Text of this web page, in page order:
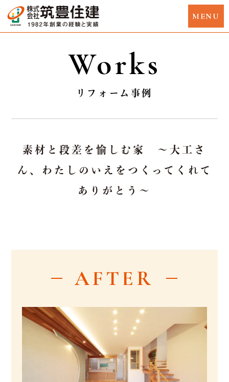
Works
リフォーム事例
素材と段差を愉しむ家 ～大工さ
ん、わたしのいえをつくってくれて
ありがとう～
AFTER